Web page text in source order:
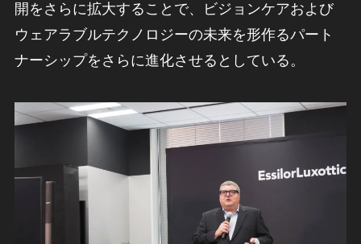
開をさらに拡大することで、ビジョンケアおよび
ウェアラブルテクノロジーの未来を形作るパート
ナーシップをさらに進化させるとしている。